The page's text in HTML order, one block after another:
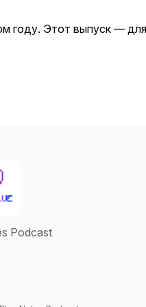
году. Этот выпуск —
Podcast